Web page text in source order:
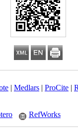
|Medlars|ProCite
RefWorks